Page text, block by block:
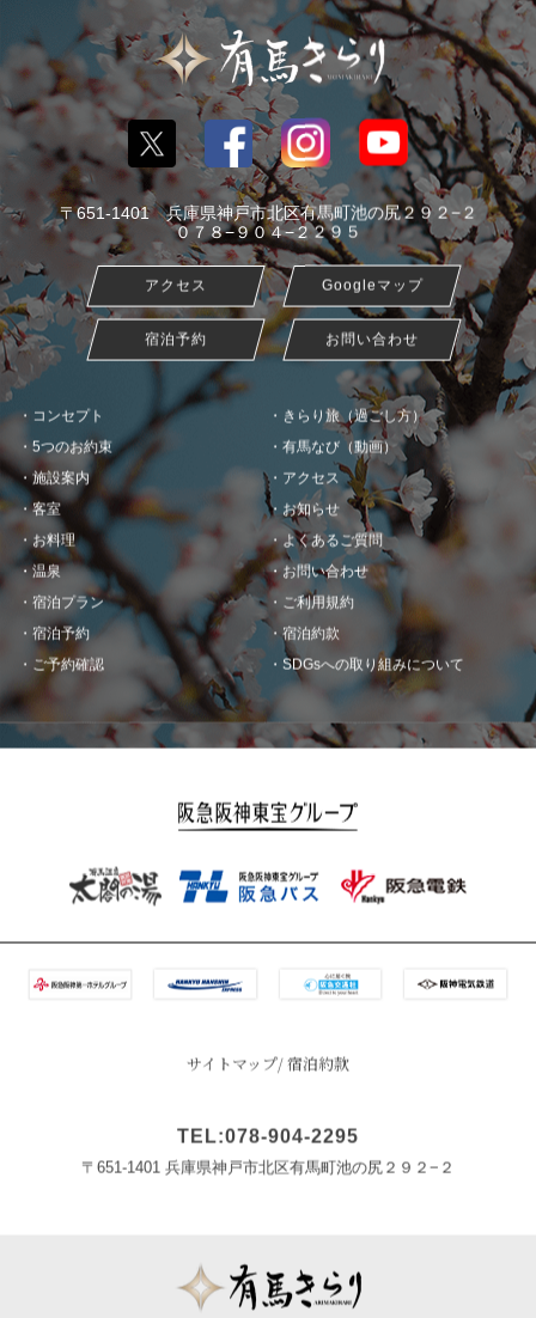
〒651-1401 兵庫県神戸市北区有馬町池の尻２９２−２
０７８−９０４−２２９５
アクセス Googleマップ
宿泊予約 お問い合わせ
コンセプト
5つのお約束
施設案内
客室
お料理
温泉
きらり旅（過ごし方）
有馬なび（動画）
アクセス
お知らせ
宿泊プラン
宿泊予約
ご予約確認
よくあるご質問
お問い合わせ
ご利用規約
宿泊約款
SDGsへの取り組みについて
サイトマップ 宿泊約款
TEL:078-904-2295
〒651-1401 兵庫県神戸市北区有馬町池の尻２９２−２